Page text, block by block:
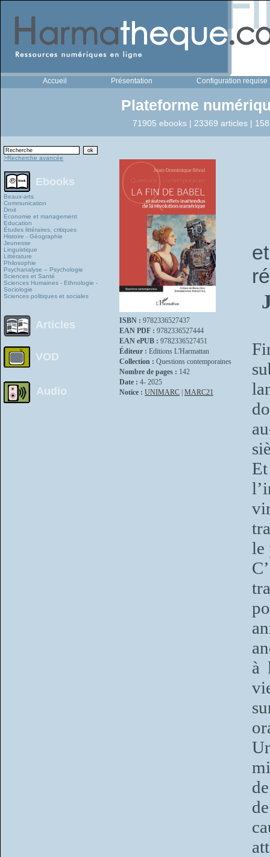
Accueil Présentation Configuration requise
Plateforme
71905 ebooks | 23369 articles |
>Recherche avancée
Ebooks
Beaux-arts
Communication
Droit
Economie et management
Education
Études littéraires, critiques
Histoire - Géographie
Jeunesse
Linguistique
Littérature
Philosophie
Psychanalyse – Psychologie
Sciences et Santé
Sciences Humaines - Ethnologie -
Sociologie
Sciences politiques et sociales
Articles
VOD
Audio
ISBN : 9782336527437
EAN PDF : 9782336527444
EAN ePUB : 9782336527451
Éditeur : Editions L'Harmattan
Collection : Questions contemporaines
Nombre de pages : 142
Date : 4- 2025
Notice : UNIMARC MARC21
le
à